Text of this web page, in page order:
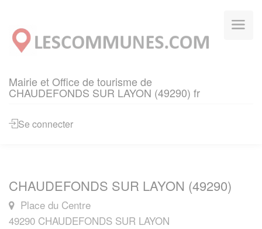
Mairie et Office de tourisme de
CHAUDEFONDS SUR LAYON (49290) fr
Se connecter
CHAUDEFONDS SUR LAYON (49290)
Place du Centre
49290 CHAUDEFONDS SUR LAYON